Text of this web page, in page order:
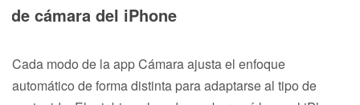
de cámara del iPhone
Cada modo de la app Cámara ajusta el enfoque
automático de forma distinta para adaptarse al tipo de